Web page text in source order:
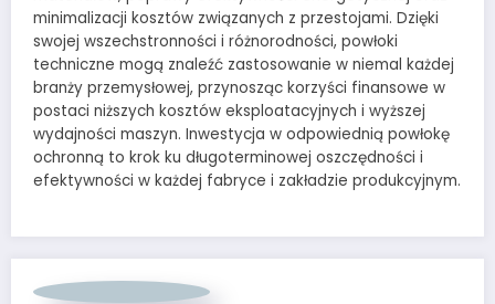
minimalizacji kosztów związanych z przestojami. Dzięki
swojej wszechstronności i różnorodności, powłoki
techniczne mogą znaleźć zastosowanie w niemal każdej
branży przemysłowej, przynosząc korzyści finansowe w
postaci niższych kosztów eksploatacyjnych i wyższej
wydajności maszyn. Inwestycja w odpowiednią powłokę
ochronną to krok ku długoterminowej oszczędności i
efektywności w każdej fabryce i zakładzie produkcyjnym.